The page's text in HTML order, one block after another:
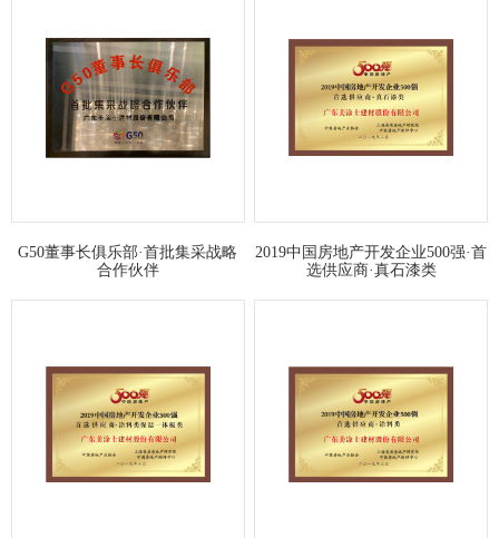
G50董事长俱乐部·首批集采战略
合作伙伴
2019中国房地产开发企业500强·首
选供应商·真石漆类